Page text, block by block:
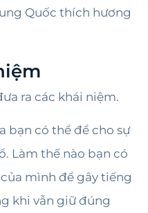
Quốc thích hương
ra các khái niệm.
bạn có thể để cho sự
Làm thế nào bạn có
mình để gây tiếng
khi vẫn giữ đúng